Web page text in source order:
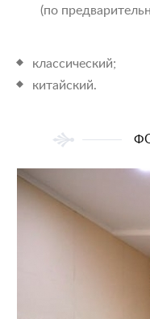
(по
классический;
китайский.